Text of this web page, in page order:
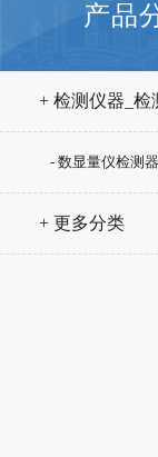
产品
+ 检测仪器_检
- 数显量仪检测器
+ 更多分类